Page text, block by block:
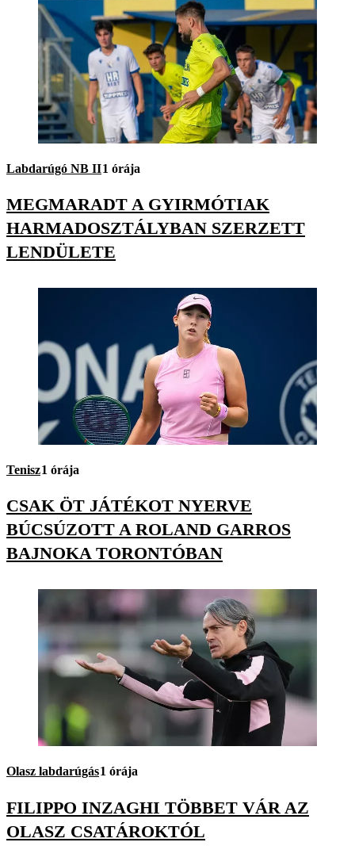
Labdarúgó NB II1 órája
MEGMARADT A GYIRMÓTIAK
HARMADOSZTÁLYBAN SZERZETT
LENDÜLETE
Tenisz1 órája
CSAK ÖT JÁTÉKOT NYERVE
BÚCSÚZOTT A ROLAND GARROS
BAJNOKA TORONTÓBAN
Olasz labdarúgás1 órája
FILIPPO INZAGHI TÖBBET VÁR AZ
OLASZ CSATÁROKTÓL